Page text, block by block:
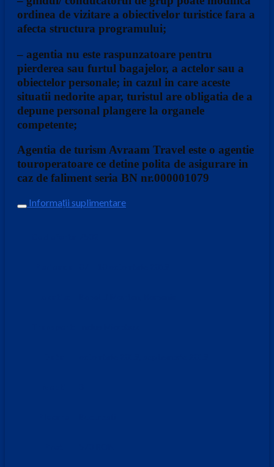
ordinea de vizitare a obiectivelor turistice fara a
afecta structura programului;
– agentia nu este raspunzatoare pentru
pierderea sau furtul bagajelor, a actelor sau a
obiectelor personale; in cazul in care aceste
situatii nedorite apar, turistul are obligatia de a
depune personal plangere la organele
competente;
Agentia de turism Avraam Travel este o agentie
touroperatoare ce detine polita de asigurare in
caz de faliment seria BN nr.000001079
Informații suplimentare